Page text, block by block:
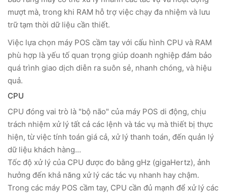
mượt mà, trong khi RAM hỗ trợ việc chạy đa nhiệm và lưu
trữ tạm thời dữ liệu cần thiết.
Việc lựa chọn máy POS cầm tay với cấu hình CPU và RAM
phù hợp là yếu tố quan trọng giúp doanh nghiệp đảm bảo
quá trình giao dịch diễn ra suôn sẻ, nhanh chóng, và hiệu
quả.
CPU
CPU đóng vai trò là "bộ não" của máy POS di động, chịu
trách nhiệm xử lý tất cả các lệnh và tác vụ mà thiết bị thực
hiện, từ việc tính toán giá cả, xử lý thanh toán, đến quản lý
dữ liệu khách hàng...
Tốc độ xử lý của CPU được đo bằng gHz (gigaHertz), ảnh
hưởng đến khả năng xử lý các tác vụ nhanh hay chậm.
Trong các máy POS cầm tay, CPU cần đủ mạnh để xử lý các